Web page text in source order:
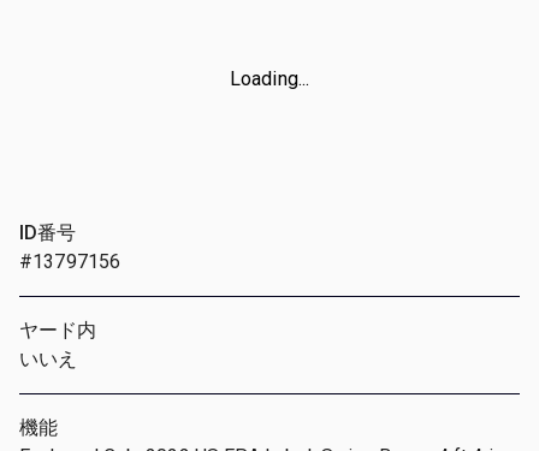
Loading...
ID番号
#13797156
ヤード内
いいえ
機能